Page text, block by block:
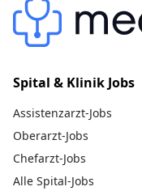
Spital & Klinik Jobs
Assistenzarzt-Jobs
Oberarzt-Jobs
Chefarzt-Jobs
Alle Spital-Jobs